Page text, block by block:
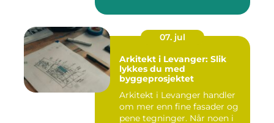
07. jul
Arkitekt i Levanger: Slik
lykkes du med
byggeprosjektet
Arkitekt i Levanger handler
om mer enn fine fasader og
pene tegninger. Når noen i